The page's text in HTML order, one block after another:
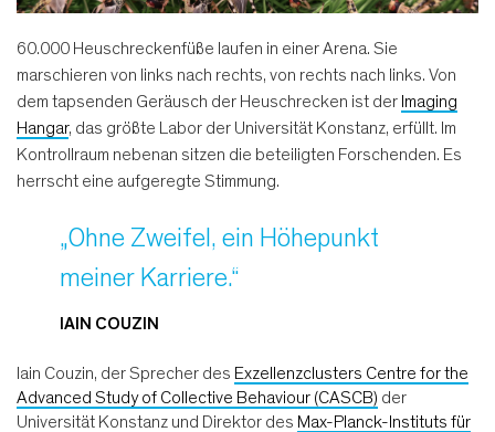
60.000 Heuschreckenfüße laufen in einer Arena. Sie
marschieren von links nach rechts, von rechts nach links. Von
dem tapsenden Geräusch der Heuschrecken ist der Imaging
Hangar, das größte Labor der Universität Konstanz, erfüllt. Im
Kontrollraum nebenan sitzen die beteiligten Forschenden. Es
herrscht eine aufgeregte Stimmung.
„Ohne Zweifel, ein Höhepunkt
meiner Karriere.“
IAIN COUZIN
Iain Couzin, der Sprecher des Exzellenzclusters Centre for the
Advanced Study of Collective Behaviour (CASCB) der
Universität Konstanz und Direktor des Max-Planck-Instituts für